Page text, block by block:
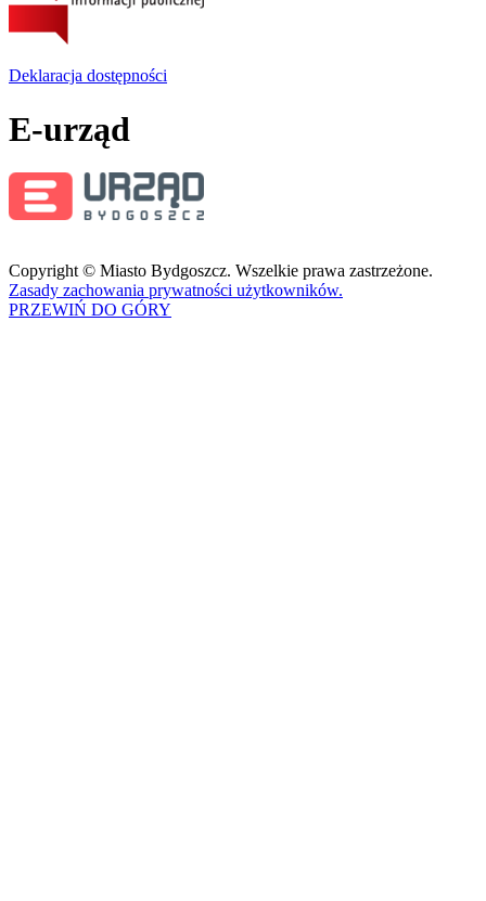
Deklaracja dostępności
E-urząd
Copyright © Miasto Bydgoszcz. Wszelkie prawa zastrzeżone.
Zasady zachowania prywatności użytkowników.
PRZEWIŃ DO GÓRY